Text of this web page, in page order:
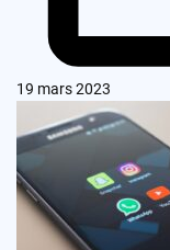
19 mars 2023